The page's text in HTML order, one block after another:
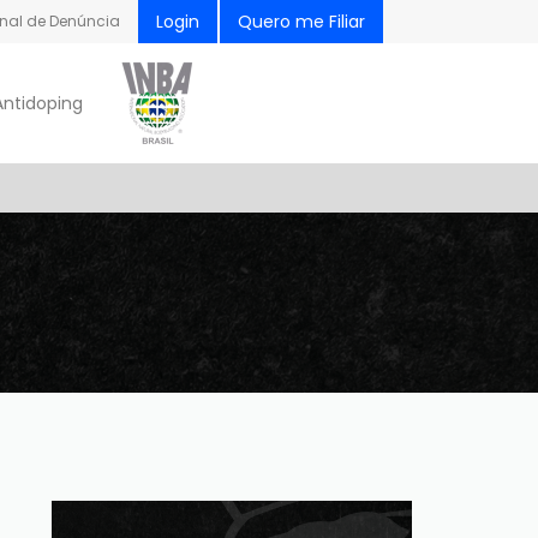
Login Quero me Filiar
de Denúncia